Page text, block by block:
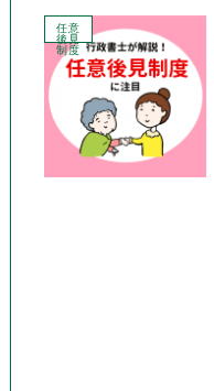
任意
後見
制度